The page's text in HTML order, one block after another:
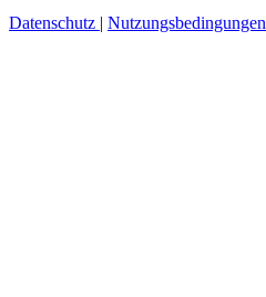
Datenschutz | Nutzungsbedingungen